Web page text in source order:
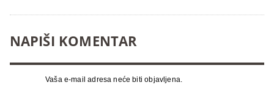
NAPIŠI KOMENTAR
Vaša e-mail adresa neće biti objavljena.